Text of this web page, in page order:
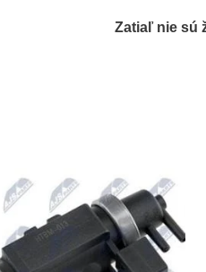
Zatiaľ nie sú